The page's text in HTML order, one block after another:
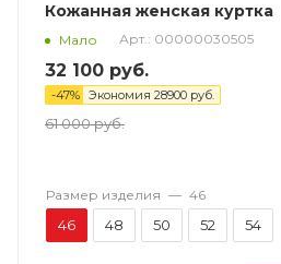
Кожанная женская куртка
Мало Арт.: 00000030505
32 100 руб.
-47% Экономия 28900 руб.
61 000руб.
Размер изделия — 46
46 48 50 52 54